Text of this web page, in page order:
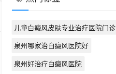
儿童白癜风皮肤专业治疗医院门诊
泉州哪家治白癜风医院好
泉州好治疗白癜风医院